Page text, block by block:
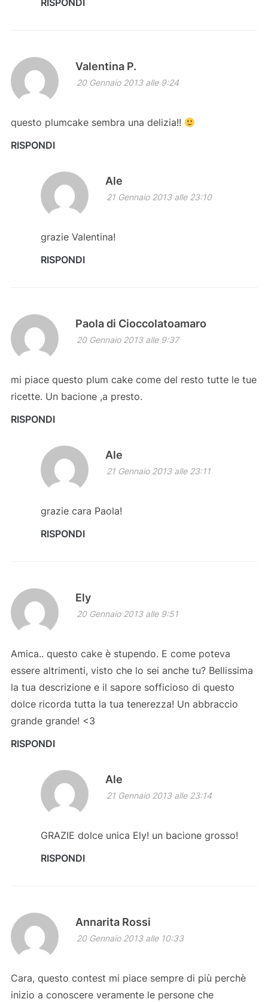
RISPONDI
Valentina P.
20 Gennaio 2013 alle 9:24
questo plumcake sembra una delizia!!
RISPONDI
Ale
21 Gennaio 2013 alle 23:10
grazie Valentina!
RISPONDI
Paola di Cioccolatoamaro
20 Gennaio 2013 alle 9:37
mi piace questo plum cake come del resto tutte le tue
ricette. Un bacione ,a presto.
RISPONDI
Ale
21 Gennaio 2013 alle 23:11
grazie cara Paola!
RISPONDI
Ely
20 Gennaio 2013 alle 9:51
Amica.. questo cake è stupendo. E come poteva
essere altrimenti, visto che lo sei anche tu? Bellissima
la tua descrizione e il sapore sofficioso di questo
dolce ricorda tutta la tua tenerezza! Un abbraccio
grande grande! <3
RISPONDI
Ale
21 Gennaio 2013 alle 23:14
GRAZIE dolce unica Ely! un bacione grosso!
RISPONDI
Annarita Rossi
20 Gennaio 2013 alle 10:33
Cara, questo contest mi piace sempre di più perchè
inizio a conoscere veramente le persone che